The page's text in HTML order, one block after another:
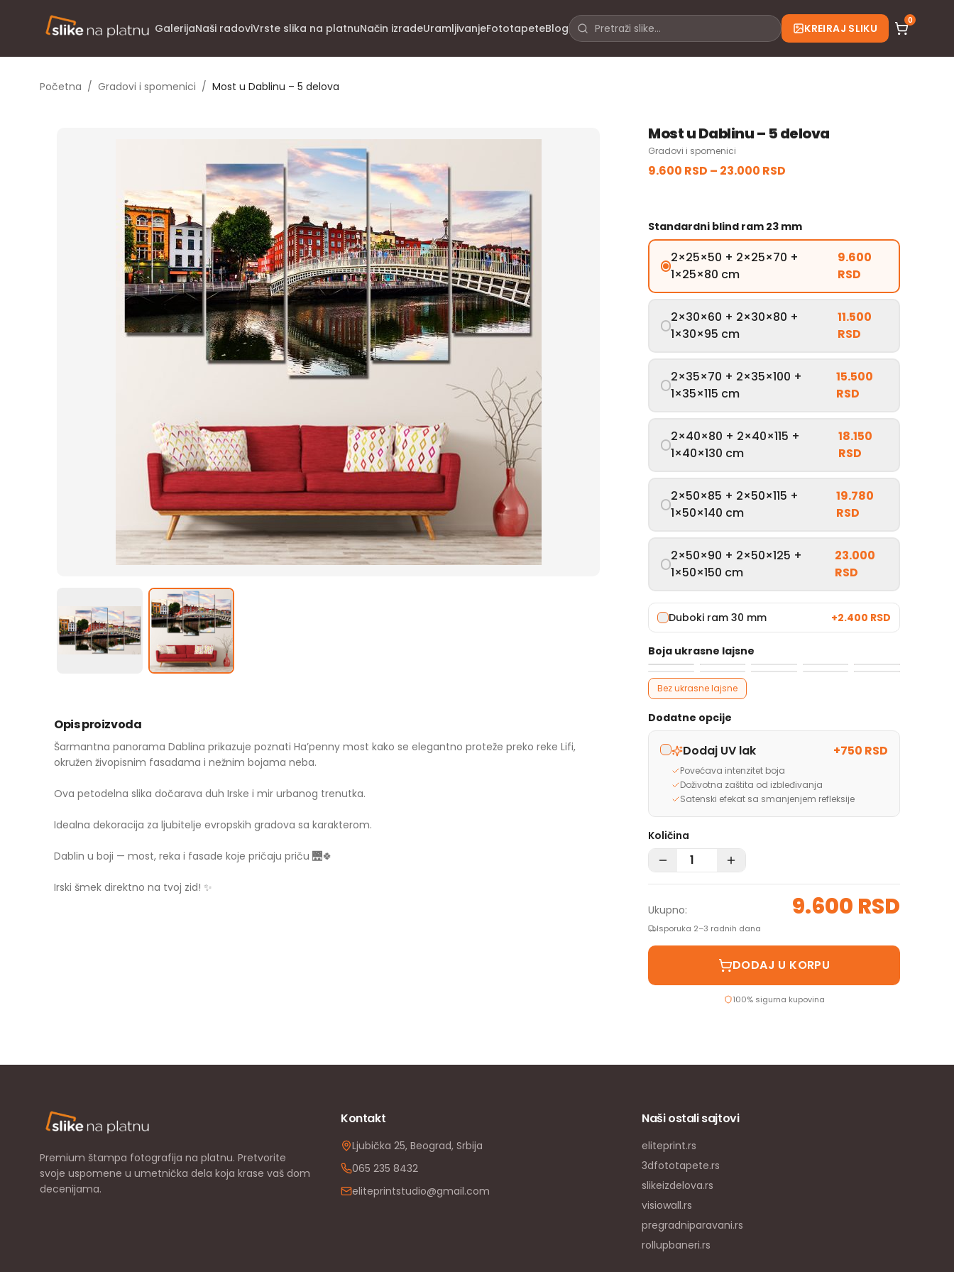
GalerijaNaši radoviVrste slika na platnuNačin izradeUramljivanjeFototapeteBlog KREIRAJ SLIKU
0
Početna / Gradovi i spomenici / Most u Dablinu – 5 delova
Opis proizvoda
Šarmantna panorama Dablina prikazuje poznati Ha’penny most kako se elegantno proteže preko reke Lifi,
okružen živopisnim fasadama i nežnim bojama neba.
Ova petodelna slika dočarava duh Irske i mir urbanog trenutka.
Idealna dekoracija za ljubitelje evropskih gradova sa karakterom.
Dablin u boji — most, reka i fasade koje pričaju priču 🌉🍀
Irski šmek direktno na tvoj zid! ✨
Most u Dablinu – 5 delova
Gradovi i spomenici
9.600 RSD – 23.000 RSD
Standardni blind ram 23 mm
2×25×50 + 2×25×70 +
1×25×80 cm
9.600
RSD
2×30×60 + 2×30×80 +
1×30×95 cm
11.500
RSD
2×35×70 + 2×35×100 +
1×35×115 cm
15.500
RSD
2×40×80 + 2×40×115 +
1×40×130 cm
18.150
RSD
2×50×85 + 2×50×115 +
1×50×140 cm
19.780
RSD
2×50×90 + 2×50×125 +
1×50×150 cm
23.000
RSD
Duboki ram 30 mm +2.400 RSD
Boja ukrasne lajsne
Bez ukrasne lajsne
Dodatne opcije
Dodaj UV lak +750 RSD
Povećava intenzitet boja
Doživotna zaštita od izbleđivanja
Satenski efekat sa smanjenjem refleksije
Količina
Ukupno: 9.600 RSD
Isporuka 2–3 radnih dana
DODAJ U KORPU
100% sigurna kupovina
Premium štampa fotografija na platnu. Pretvorite
svoje uspomene u umetnička dela koja krase vaš dom
decenijama.
Kontakt
Ljubička 25, Beograd, Srbija
065 235 8432
eliteprintstudio@gmail.com
Naši ostali sajtovi
eliteprint.rs
3dfototapete.rs
slikeizdelova.rs
visiowall.rs
pregradniparavani.rs
rollupbaneri.rs